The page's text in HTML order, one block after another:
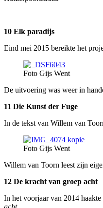
10 Elk paradijs
Eind mei 2015 bereikte het
Foto Gijs Went
De uitvoering was weer in
11 Die Kunst der Fuge
In de tekst van Willem van
Foto Gijs Went
Willem van Toorn leest zijn
12 De kracht van groep acht
In het voorjaar van 2014